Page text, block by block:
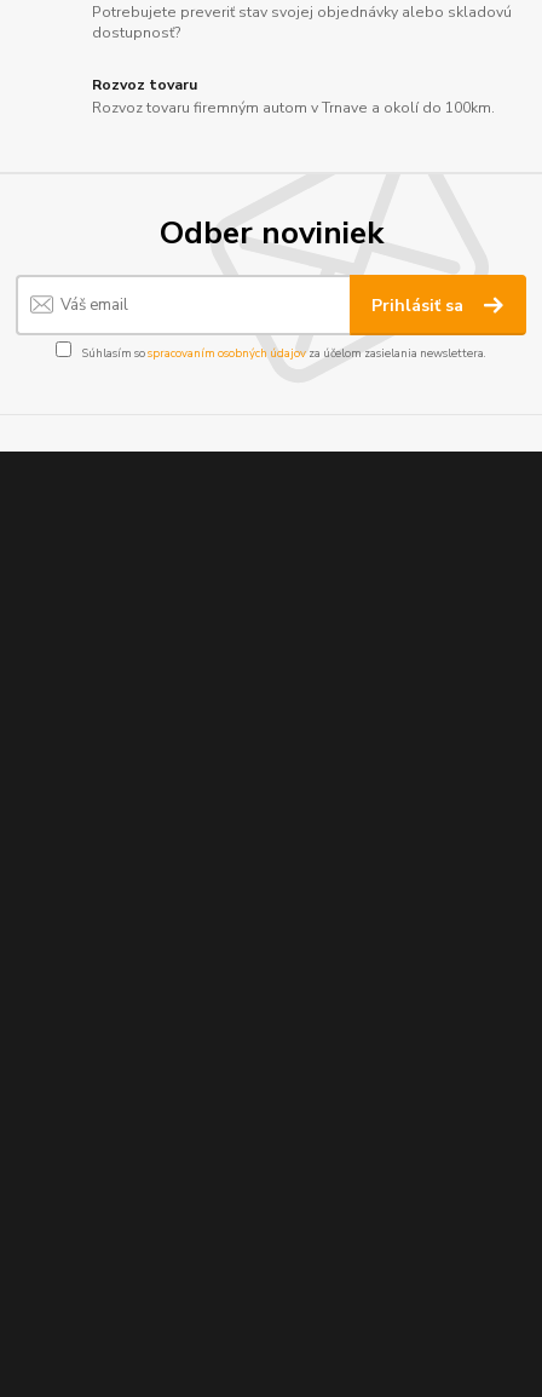
Potrebujete preveriť stav svojej objednávky alebo skladovú
dostupnosť?
Rozvoz tovaru
Rozvoz tovaru firemným autom v Trnave a okolí do 100km.
Odber noviniek
Prihlásiť sa
Súhlasím sospracovaním osobných údajov za účelom zasielania newslettera.